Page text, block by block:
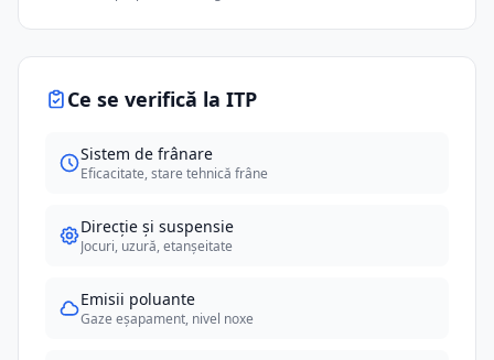
Ce se verifică la ITP
Sistem de frânare
Eficacitate, stare tehnică frâne
Direcție și suspensie
Jocuri, uzură, etanșeitate
Emisii poluante
Gaze eșapament, nivel noxe